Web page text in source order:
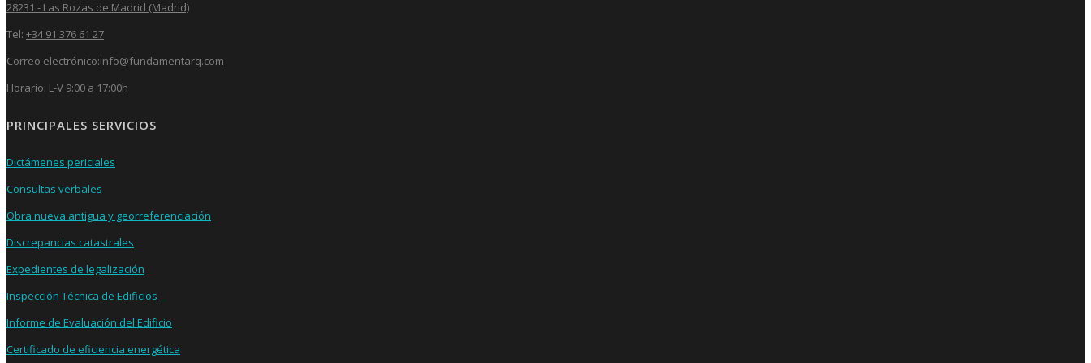
28231 - Las Rozas de Madrid (Madrid)
Tel: +34 91 376 61 27
Correo electrónico:info@fundamentarq.com
Horario: L-V 9:00 a 17:00h
PRINCIPALES SERVICIOS
Dictámenes periciales
Consultas verbales
Obra nueva antigua y georreferenciación
Discrepancias catastrales
Expedientes de legalización
Inspección Técnica de Edificios
Informe de Evaluación del Edificio
Certificado de eficiencia energética